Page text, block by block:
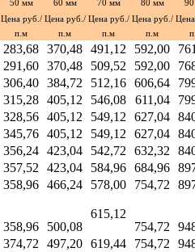
50 мм 60 мм 70 мм 80 мм
Цена руб./
п.м
Цена руб./
п.м
Цена руб./
п.м
Цена руб./
п.м
283,68 370,48 491,12 592,00
291,60 370,48 509,52 592,00
306,40 384,72 512,16 606,64
315,28 405,12 546,08 611,04
328,56 405,12 549,12 627,04
345,76 405,12 549,12 627,04
356,24 423,04 542,72 632,32
357,52 423,04 584,96 684,96
358,96 466,24 578,00 754,72
358,96 500,08
615,12
754,72
374,72 497,20 619,44 754,72